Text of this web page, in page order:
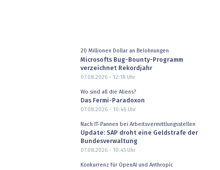
20 Millionen Dollar an Belohnungen
Microsofts Bug-Bounty-Programm
verzeichnet Rekordjahr
07.08.2026 - 12:18Uhr
Wo sind all die Aliens?
Das Fermi-Paradoxon
07.08.2026 - 10:46Uhr
Nach IT-Pannen bei Arbeitsvermittlungsstellen
Update: SAP droht eine Geldstrafe der
Bundesverwaltung
07.08.2026 - 10:45Uhr
Konkurrenz für OpenAI und Anthropic